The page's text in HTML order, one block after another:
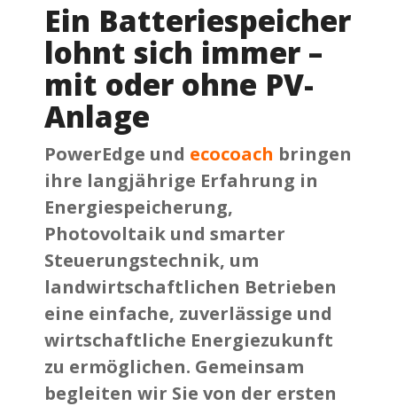
Ein Batteriespeicher
lohnt sich immer –
mit oder ohne PV-
Anlage
PowerEdge und ecocoach bringen
ihre langjährige Erfahrung in
Energiespeicherung,
Photovoltaik und smarter
Steuerungstechnik, um
landwirtschaftlichen Betrieben
eine einfache, zuverlässige und
wirtschaftliche Energiezukunft
zu ermöglichen. Gemeinsam
begleiten wir Sie von der ersten